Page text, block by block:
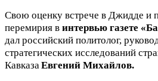
Свою оценку встрече в Джидде и
перемирия в интервью газете
дал российский политолог,
стратегических исследований
КавказаЕвгений Михайлов.